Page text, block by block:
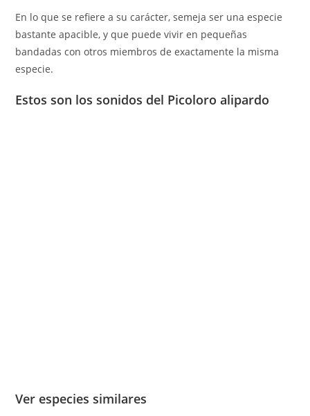
En lo que se refiere a su carácter, semeja ser una especie
bastante apacible, y que puede vivir en pequeñas
bandadas con otros miembros de exactamente la misma
especie.
Estos son los sonidos del Picoloro alipardo
Ver especies similares